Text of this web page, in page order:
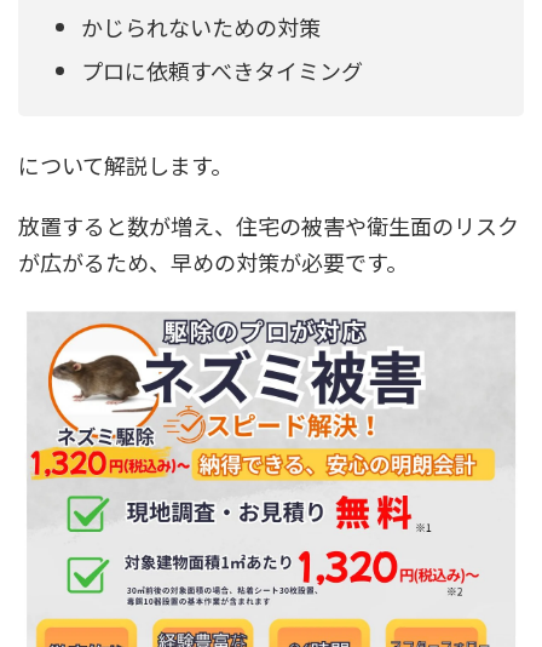
かじられないための対策
プロに依頼すべきタイミング
について解説します。
放置すると数が増え、住宅の被害や衛生面のリスク
が広がるため、早めの対策が必要です。